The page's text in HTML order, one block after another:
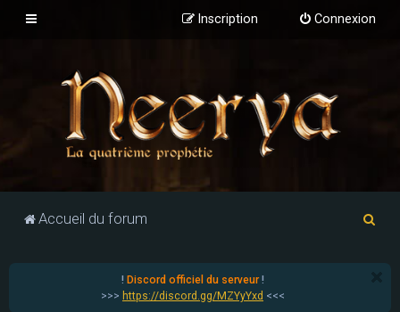
Connexion
Inscription
Accueil du forum
! Discord officiel du serveur!
>>> https://discord.gg/MZYyYxd <<<